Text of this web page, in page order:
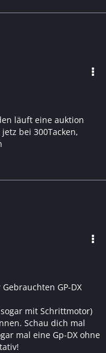
läuft eine auktion
bei 300Tacken,
GP-DX
mit Schrittmotor)
Schau dich mal
mal eine Gp-DX ohne